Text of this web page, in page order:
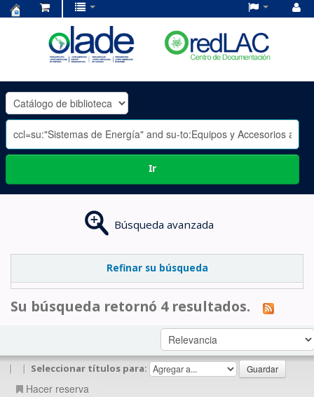
OLADE
-
Ir
Búsqueda avanzada
Refinar su búsqueda
Su búsqueda retornó 4 resultados.
| | Seleccionar títulos para:
Hacer reserva